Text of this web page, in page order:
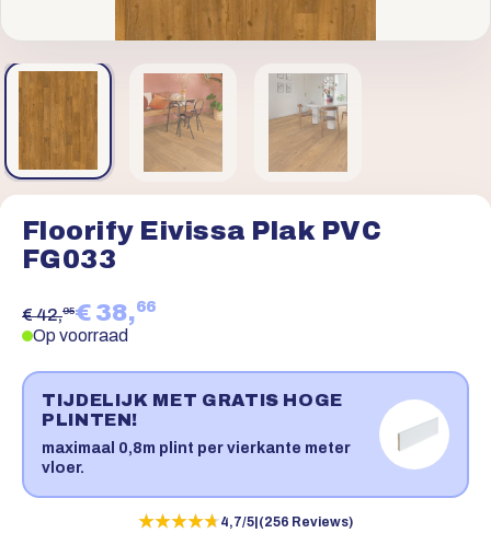
Floorify Eivissa Plak PVC
FG033
€ 42,95€ 38,66
Op voorraad
TIJDELIJK MET GRATIS HOGE
PLINTEN!
maximaal 0,8m plint per vierkante meter
vloer.
★★★★★
★★★★★4,7/5 (256 Reviews)